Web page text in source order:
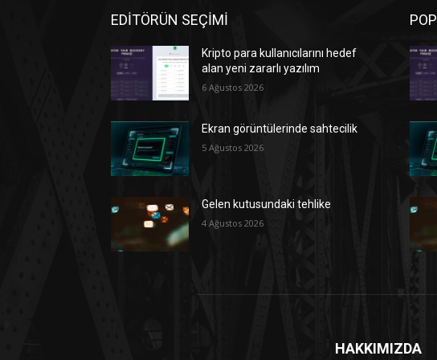
EDİTÖRÜN SEÇİMİ
Kripto para kullanıcılarını hedef
alan yeni zararlı yazılım
6 Ağustos 2026
Ekran görüntülerinde sahtecilik
5 Ağustos 2026
Gelen kutusundaki tehlike
4 Ağustos 2026
HAKKIMIZDA